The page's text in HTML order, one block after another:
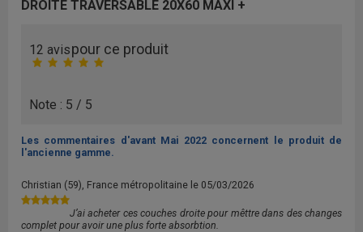
DROITE TRAVERSABLE 20X60 MAXI +
12 avispour ce produit
Note : 5 / 5
Les commentaires d'avant Mai 2022 concernent le produit de
l'ancienne gamme.
Christian (59), France métropolitaine le 05/03/2026
J’ai acheter ces couches droite pour mêttre dans des changes
complet pour avoir une plus forte absorbtion.